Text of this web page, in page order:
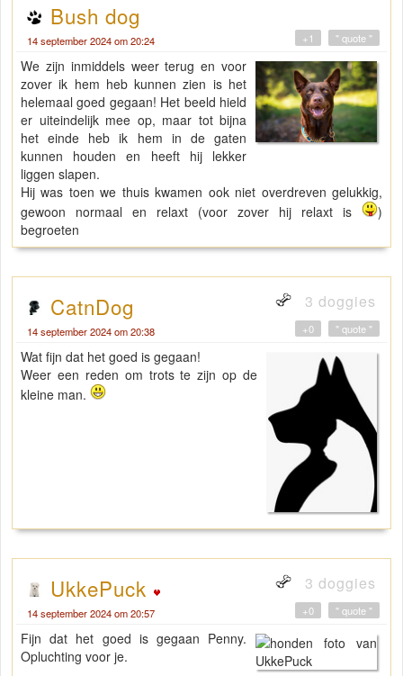
Bush dog
14 september 2024 om 20:24 " quote "
+1
We zijn inmiddels weer terug en voor
zover ik hem heb kunnen zien is het
helemaal goed gegaan! Het beeld hield
er uiteindelijk mee op, maar tot bijna
het einde heb ik hem in de gaten
kunnen houden en heeft hij lekker
liggen slapen.
Hij was toen we thuis kwamen ook niet overdreven gelukkig,
gewoon normaal en relaxt (voor zover hij relaxt is
)
begroeten
CatnDog 3 doggies
14 september 2024 om 20:38 " quote "
+0
Wat fijn dat het goed is gegaan!
Weer een reden om trots te zijn op de
kleine man.
UkkePuck 3 doggies
14 september 2024 om 20:57 " quote "
+0
Fijn dat het goed is gegaan Penny.
Opluchting voor je.